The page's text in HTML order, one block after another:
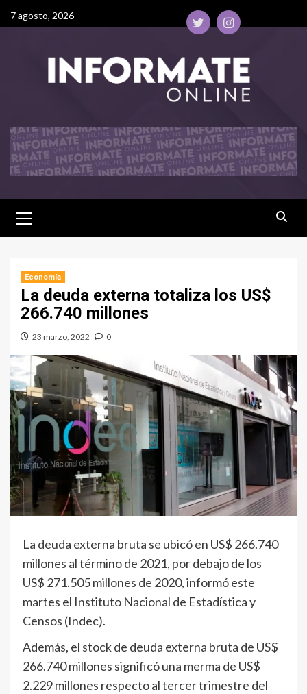
7 agosto, 2026
Economía
La deuda externa totaliza los US$
266.740 millones
23 marzo, 2022 0
La deuda externa bruta se ubicó en US$ 266.740
millones al término de 2021, por debajo de los
US$ 271.505 millones de 2020, informó este
martes el Instituto Nacional de Estadística y
Censos (Indec).
Además, el stock de deuda externa bruta de US$
266.740 millones significó una merma de US$
2.229 millones respecto al tercer trimestre del